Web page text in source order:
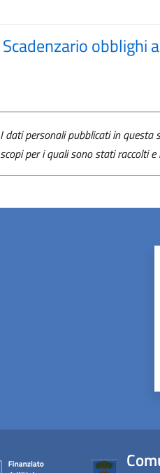
Scadenzario obblighi
I dati personali pubblicati in questa
scopi per i quali sono stati raccolti